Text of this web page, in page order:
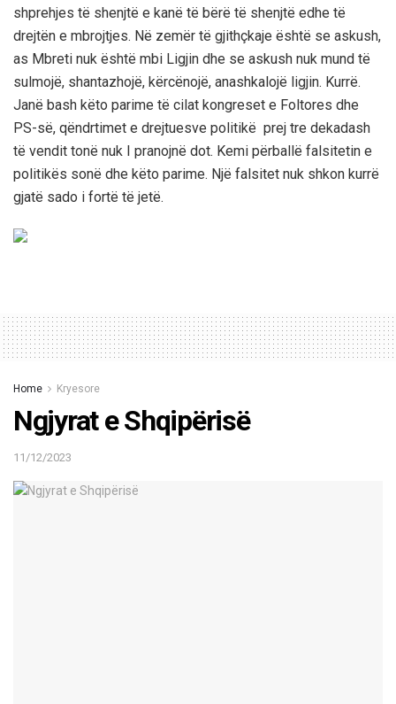
shprehjes të shenjtë e kanë të bërë të shenjtë edhe të
drejtën e mbrojtjes. Në zemër të gjithçkaje është se askush,
as Mbreti nuk është mbi Ligjin dhe se askush nuk mund të
sulmojë, shantazhojë, kërcënojë, anashkalojë ligjin. Kurrë.
Janë bash këto parime të cilat kongreset e Foltores dhe
PS-së, qëndrtimet e drejtuesve politikë prej tre dekadash
të vendit tonë nuk I pranojnë dot. Kemi përballë falsitetin e
politikës sonë dhe këto parime. Një falsitet nuk shkon kurrë
gjatë sado i fortë të jetë.
Home Kryesore
Ngjyrat e Shqipërisë
11/12/2023